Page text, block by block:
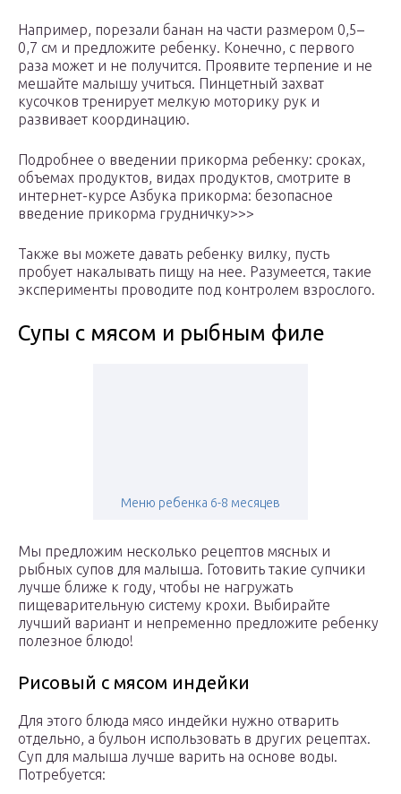
Например, порезали банан на части размером 0,5–
0,7 см и предложите ребенку. Конечно, с первого
раза может и не получится. Проявите терпение и не
мешайте малышу учиться. Пинцетный захват
кусочков тренирует мелкую моторику рук и
развивает координацию.
Подробнее о введении прикорма ребенку: сроках,
объемах продуктов, видах продуктов, смотрите в
интернет-курсе Азбука прикорма: безопасное
введение прикорма грудничку>>>
Также вы можете давать ребенку вилку, пусть
пробует накалывать пищу на нее. Разумеется, такие
эксперименты проводите под контролем взрослого.
Супы с мясом и рыбным филе
Меню ребенка 6-8 месяцев
Мы предложим несколько рецептов мясных и
рыбных супов для малыша. Готовить такие супчики
лучше ближе к году, чтобы не нагружать
пищеварительную систему крохи. Выбирайте
лучший вариант и непременно предложите ребенку
полезное блюдо!
Рисовый с мясом индейки
Для этого блюда мясо индейки нужно отварить
отдельно, а бульон использовать в других рецептах.
Суп для малыша лучше варить на основе воды.
Потребуется: